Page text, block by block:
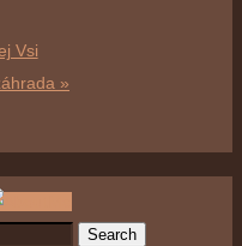
Vsi
»
Search